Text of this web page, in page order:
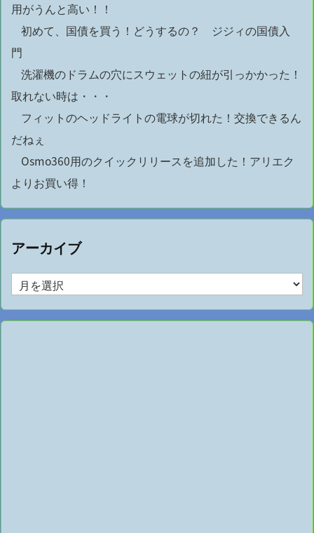
用がうんと高い！！
初めて、国債を買う！どうするの？ ジジィの国債入
門
洗濯機のドラムの穴にスウェットの紐が引っかかった！
取れない時は・・・
フィットのヘッドライトの電球が切れた！交換できるん
だねぇ
Osmo360用のクイックリリースを追加した！アリエク
よりお買い得！
アーカイブ
ー
カ